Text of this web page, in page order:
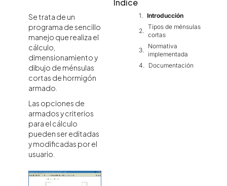
Índice
Introducción
Tipos de ménsulas
cortas
Normativa
implementada
Documentación
Se trata de un
programa de sencillo
manejo que realiza el
cálculo,
dimensionamiento y
dibujo de ménsulas
cortas de hormigón
armado.
Las opciones de
armados y criterios
para el cálculo
pueden ser editadas
y modificadas por el
usuario.